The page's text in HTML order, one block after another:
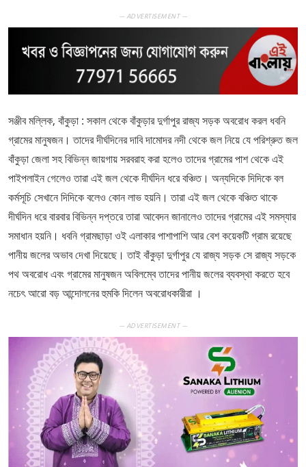
— ADVERTISEMENT —
সঞ্জীব মল্লিক, বাঁকুড়া : সকাল থেকে বাঁকুড়ার দুর্গাপুর রাজ্য সড়ক অবরোধ করল ধবনি
গ্রামের মানুষজন। তাদের দীর্ঘদিনের দাবি দামোদর নদী থেকে জল নিয়ে যে পরিশ্রুত জল
বাঁকুড়া জেলা সহ বিভিন্ন জায়গায় সরবরাহ করা হলেও তাদের গ্রামের পাশ থেকে এই
পাইপলাইন গেলেও তারা এই জল থেকে দীর্ঘদিন ধরে বঞ্চিত। অন্যদিকে দিদিকে বল
কর্মসূচি সেখানে দিদিকে বলেও কোন লাভ হয়নি। তারা এই জল থেকে বঞ্চিত থাকে
দীর্ঘদিন ধরে বারবার বিভিন্ন দপ্তরে তারা আবেদন জানালেও তাদের গ্রামের এই সমস্যার
সমাধান হয়নি। ধবনি গ্রামছাড়া ওই এলাকার পাশাপাশি আর বেশ কয়েকটি গ্রাম রয়েছে
পানীয় জলের অভাব দেখা দিয়েছে। তাই বাঁকুড়া দুর্গাপুর যে রাজ্য সড়ক সে রাজ্য সড়কে
পথ অবরোধ এবং গ্রামের মানুষজন অবিলম্বে তাদের পানীয় জলের ব্যবস্থা করতে হবে
নচেৎ আরো বড় আন্দোলনের হুমকি দিলেন অবরোধকারীরা ।
— ADVERTISEMENT —